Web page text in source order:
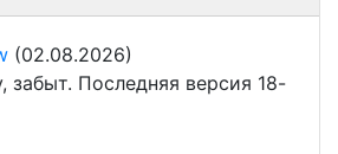
(02.08.2026)
забыт. Последняя версия 18-